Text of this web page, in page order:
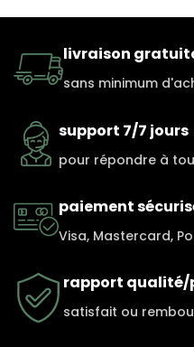
livraison
sans minimum
support 7/7 jours
pour répondre à
paiement
Visa, Mastercard,
rapport qualité/
satisfait ou